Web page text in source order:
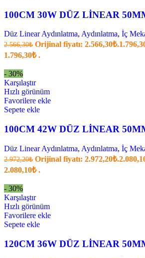
100CM 30W DÜZ LİNEAR
Düz Linear Aydınlatma, Aydınlatma, İç
2.566,30₺ Orijinal fiyatı: 2.566,30₺.
1.796,30₺ .
- 30%
Karşılaştır
Hızlı görünüm
Favorilere ekle
Sepete ekle
100CM 42W DÜZ LİNEAR
Düz Linear Aydınlatma, Aydınlatma, İç
2.972,20₺ Orijinal fiyatı: 2.972,20₺.
2.080,10₺ .
- 30%
Karşılaştır
Hızlı görünüm
Favorilere ekle
Sepete ekle
120CM 36W DÜZ LİNEAR